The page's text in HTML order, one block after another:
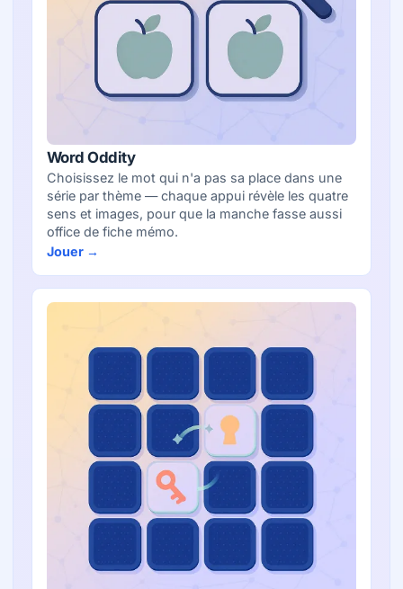
Word Oddity
Choisissez le mot qui n'a pas sa place dans une
série par thème — chaque appui révèle les quatre
sens et images, pour que la manche fasse aussi
office de fiche mémo.
Jouer →